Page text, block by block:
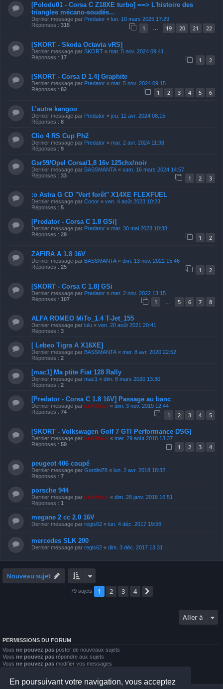
En poursuivant votre navigation, vous acceptez
[Polodu01 - Corsa C Z18XE turbo] ==> L'histoire des
triangles mécano-soudés...
Dernier message par Predator « lun. 10 mars 2025 17:29
Réponses : 315 1 19 20 21 22
[SKORT - Skoda Octavia vRS]
Dernier message par SKORT « mar. 5 nov. 2024 09:41
Réponses : 17 1 2
[SKORT - Corsa D 1.4] Graphite
Dernier message par Predator « mar. 5 nov. 2024 09:15
Réponses : 82 1 2 3 4 5 6
L’autre kangoo
Dernier message par Predator « jeu. 11 avr. 2024 08:15
Réponses : 8
Clio 4 RS Cup Ph2
Dernier message par Predator « mar. 2 avr. 2024 11:38
Réponses : 9
Gsr59/Opel Corsa/1,8 16v 125chx/noir
Dernier message par BASSMANTA « sam. 16 mars 2024 14:57
Réponses : 33 1 2 3
:o Astra G CD "Vert forêt" X14XE FLEXFUEL
Dernier message par Conor « ven. 4 août 2023 10:23
Réponses : 5
[Predator - Corsa C 1.8 GSi]
Dernier message par Predator « mar. 30 mai 2023 10:38
Réponses : 29 1 2
ZAFIRA A 1.8 16V
Dernier message par BASSMANTA « dim. 13 nov. 2022 15:46
Réponses : 25 1 2
[SKORT - Corsa C 1.8] GSi
Dernier message par Predator « mer. 2 nov. 2022 13:15
Réponses : 107 1 5 6 7 8
ALFA ROMEO MiTo_1.4 T-Jet_155
Dernier message par lulu « ven. 20 août 2021 20:41
Réponses : 3
[ Lebeo Tigra A X16XE]
Dernier message par BASSMANTA « mer. 8 avr. 2020 22:52
Réponses : 2
[mac1] Ma ptite Fiat 128 Rally
Dernier message par mac1 « dim. 8 mars 2020 13:30
Réponses : 2
[Predator - Corsa C 1.8 16V] Passage au banc
Dernier message par LeKiffeur « dim. 3 nov. 2019 12:44
Réponses : 74 1 2 3 4 5
[SKORT - Volkswagen Golf 7 GTI Performance DSG]
Dernier message par LeKiffeur « mer. 29 août 2018 13:37
Réponses : 59 1 2 3 4
peugeot 406 coupé
Dernier message par Gordini78 « lun. 2 avr. 2018 18:32
Réponses : 7
porsche 944
Dernier message par LeKiffeur « dim. 28 janv. 2018 16:51
Réponses : 1
megane 2 cc 2.0 16V
Dernier message par regis62 « lun. 4 déc. 2017 19:56
mercedes SLK 200
Dernier message par regis62 « dim. 3 déc. 2017 13:31
Nouveau sujet
79 sujets 1 2 3 4
Aller à
PERMISSIONS DU FORUM
Vous ne pouvez pas poster de nouveaux sujets
Vous ne pouvez pas répondre aux sujets
Vous ne pouvez pas modifier vos messages
Vous
ne pouvez pas joindre des fichiers